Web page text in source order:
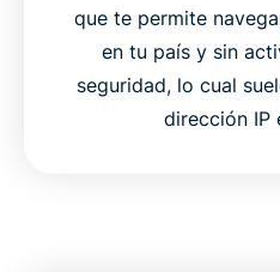
que te permite
en tu país y sin
seguridad, lo cual
dirección IP